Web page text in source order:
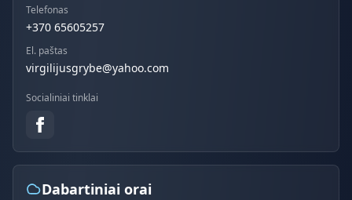
Telefonas
+370 65605257
El. paštas
virgilijusgrybe@yahoo.com
Socialiniai tinklai
Dabartiniai orai